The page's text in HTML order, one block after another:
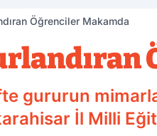
Öğrenciler Makamda
gururun
İl Milli